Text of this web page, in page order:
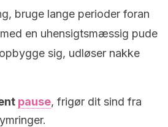
bruge lange perioder foran
en uhensigtsmæssig pude
sig, udløser nakke
pause, frigør dit sind fra